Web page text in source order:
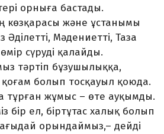
орныға бастады.
көзқарасы және ұстанымы
Мәдениетті, Таза
сүруді қалайды.
тәртіп бұзушылыққа,
қоғам болып тосқауыл қоюда.
тұрған жұмыс – өте ауқымды.
бір ел, біртұтас халық болып
орындаймыз,– дейді